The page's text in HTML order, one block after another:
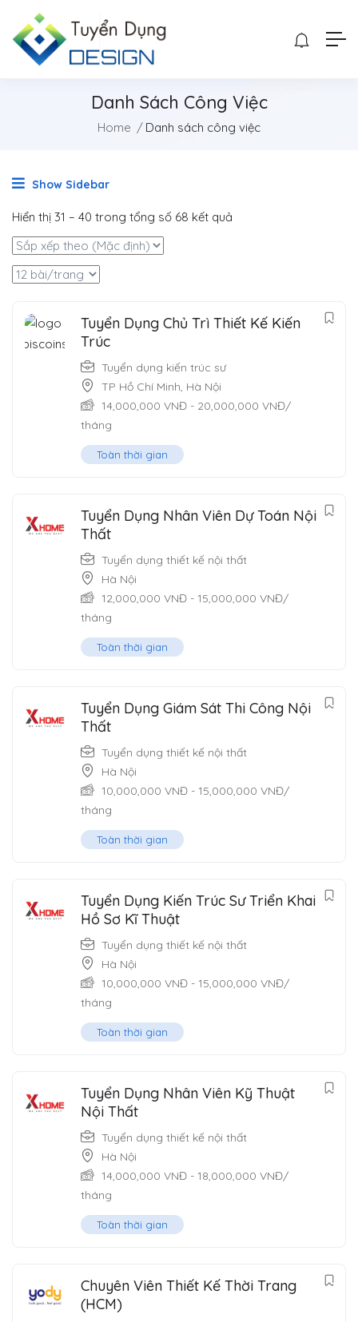
Danh Sách Công Việc
Home Danh sách công việc
Show Sidebar
Hiển thị 31 – 40 trong tổng số 68 kết quả
Tuyển Dụng Chủ Trì Thiết Kế Kiến
Trúc
Tuyển dụng kiến trúc sư
TP Hồ Chí Minh, Hà Nội
14,000,000 VNĐ - 20,000,000 VNĐ/
tháng
Toàn thời gian
Tuyển Dụng Nhân Viên Dự Toán Nội
Thất
Tuyển dụng thiết kế nội thất
Hà Nội
12,000,000 VNĐ - 15,000,000 VNĐ/
tháng
Toàn thời gian
Tuyển Dụng Giám Sát Thi Công Nội
Thất
Tuyển dụng thiết kế nội thất
Hà Nội
10,000,000 VNĐ - 15,000,000 VNĐ/
tháng
Toàn thời gian
Tuyển Dụng Kiến Trúc Sư Triển Khai
Hồ Sơ Kĩ Thuật
Tuyển dụng thiết kế nội thất
Hà Nội
10,000,000 VNĐ - 15,000,000 VNĐ/
tháng
Toàn thời gian
Tuyển Dụng Nhân Viên Kỹ Thuật
Nội Thất
Tuyển dụng thiết kế nội thất
Hà Nội
14,000,000 VNĐ - 18,000,000 VNĐ/
tháng
Toàn thời gian
Chuyên Viên Thiết Kế Thời Trang
(HCM)